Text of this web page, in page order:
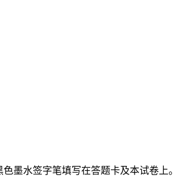
墨水签字笔填写在答题卡及本试卷上。